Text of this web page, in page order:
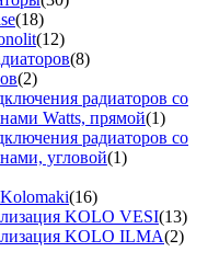
(18)
(12)
(8)
(2)
радиаторов со
Watts, прямой(1)
радиаторов со
угловой(1)
(16)
KOLO VESI(13)
KOLO ILMA(2)